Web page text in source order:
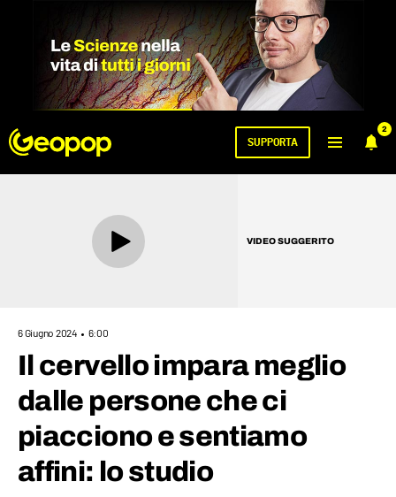
2
SUPPORTA
VIDEO SUGGERITO
6 Giugno 2024 6:00
Il cervello impara meglio
dalle persone che ci
piacciono e sentiamo
affini: lo studio